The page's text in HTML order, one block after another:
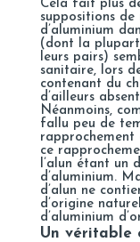
Cela fait plus
suppositions de
d’aluminium
(dont la plupart
leurs pairs)
sanitaire, lors
contenant du
d’ailleurs
Néanmoins,
fallu peu de
rapprochement
ce
l’alun étant un
d’aluminium.
d’alun ne
d’origine
d’aluminium
Un véritable